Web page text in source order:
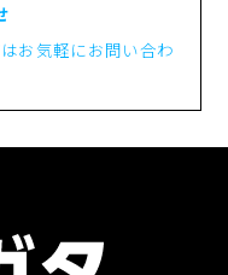
お気軽にお問い合わ